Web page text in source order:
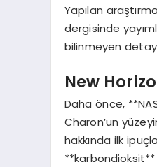
Yapılan
dergisinde
bilinmeyen
New
Daha önce,
Charon’un
hakkında ilk
**karbondioksit**